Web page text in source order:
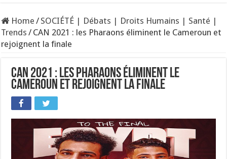
Home / SOCIÉTÉ | Débats | Droits Humains | Santé |
Trends / CAN 2021 : les Pharaons éliminent le Cameroun et
rejoignent la finale
CAN 2021 : les Pharaons éliminent le
Cameroun et rejoignent la finale